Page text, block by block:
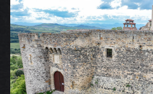
NOS DIFFERENTES
PRESTATIONS
NOS REALISATIONS
QUI EST DERRIERE